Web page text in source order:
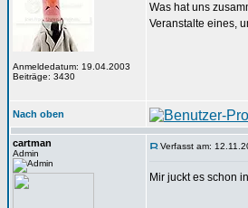
Anmeldedatum: 19.04.2003
Beiträge: 3430
Was hat uns
Veranstalte eines,
Nach oben
cartman
Admin
Verfasst am:
Mir juckt es schon